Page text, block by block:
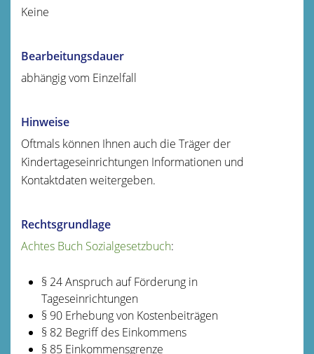
Keine
Bearbeitungsdauer
abhängig vom Einzelfall
Hinweise
Oftmals können Ihnen auch die Träger der
Kindertageseinrichtungen Informationen und
Kontaktdaten weitergeben.
Rechtsgrundlage
Achtes Buch Sozialgesetzbuch:
§ 24 Anspruch auf Förderung in
Tageseinrichtungen
§ 90 Erhebung von Kostenbeiträgen
§ 82 Begriff des Einkommens
§ 85 Einkommensgrenze